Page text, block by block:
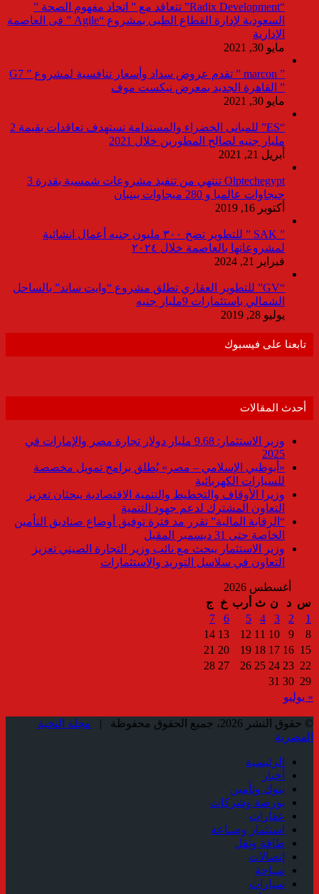
“Radix Development” تتعاقد مع ” اتحاد مفهوم الصحة ”
السعودية لإدارة القطاع الطبى بمشروع “Agile ” فى العاصمة
الإدارية
مايو 30, 2021
” marcon ” تقدم عروض سداد وأسعار تنافسية لمشروع ” G7
” القاهرة الجديد بمعرض نيكست موف
مايو 30, 2021
“ES” للمبانى الخضراء والمستدامة تستهدف تعاقدات بقيمة 2
مليار جنيه لصالح المطورين خلال 2021
أبريل 21, 2021
Olptechegypt تنتهي من تنفيذ مشروعات شمسية بقدرة 3
جيجاوات عالميا و 280 ميجاوات ببنبان
أكتوبر 16, 2019
” SAK ” للتطوير تضخ ٣٠٠ مليون جنيه أعمال انشائية
لمشروعاتها بالعاصمة خلال ٢٠٢٤
فبراير 21, 2024
“GV” للتطوير العقاري تطلق مشروع “وايت ساند” بالساحل
الشمالي باستثمارات 9مليار جنيه
يوليو 28, 2019
تابعنا على فيسبوك
أحدث المقالات
وزير الاستثمار: 9.68 مليار دولار تجارة مصر والإمارات في
2025
«أبوظبي الإسلامي – مصر» يُطلق برامج تمويل مخصصة
للسيارات الكهربائية
وزيرا الأوقاف والتخطيط والتنمية الاقتصادية يبحثان تعزيز
التعاون المشترك لدعم جهود التنمية
“الرقابة المالية” تقرر مد فترة توفيق أوضاع صناديق التأمين
الخاصة حتى 31 ديسمبر المقبل
وزير الاستثمار يبحث مع نائب وزير التجارة الصيني تعزيز
التعاون في سلاسل التوريد والاستثمارات
أغسطس 2026
س د ن ث أرب خ
ج
1
2
3
4
5
6
7
8
9
10
11
12
13
14
15
16
17
18
19
20
21
22
23
24
25
26
27
28
29
30
31
« يوليو
© حقوق النشر 2026، جميع الحقوق محفوظة |
مجلة النخبة
المصرية
الرئيسية
أخبار
بنوك وتأمين
بورصة وشركات
عقارات
استثمار وصناعة
طاقة ونقل
إتصالات
سياحة
سيارات